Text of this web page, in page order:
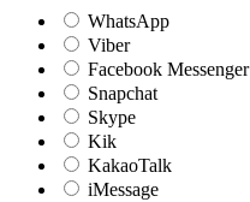
WhatsApp
Viber
Facebook Messenger
Snapchat
Skype
Kik
KakaoTalk
iMessage